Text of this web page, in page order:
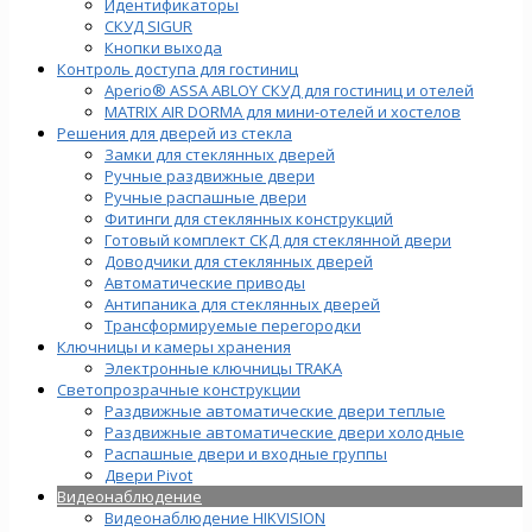
СКУД SIGUR
Кнопки выхода
Контроль доступа для гостиниц
Aperio® ASSA ABLOY СКУД для гостиниц и отелей
MATRIX AIR DORMA для мини-отелей и хостелов
Решения для дверей из стекла
Замки для стеклянных дверей
Ручные раздвижные двери
Ручные распашные двери
Фитинги для стеклянных конструкций
Готовый комплект СКД для стеклянной двери
Доводчики для стеклянных дверей
Автоматические приводы
Антипаника для стеклянных дверей
Трансформируемые перегородки
Ключницы и камеры хранения
Электронные ключницы TRAKA
Светопрозрачные конструкции
Раздвижные автоматические двери теплые
Раздвижные автоматические двери холодные
Распашные двери и входные группы
Двери Pivot
Видеонаблюдение
Видеонаблюдение HIKVISION